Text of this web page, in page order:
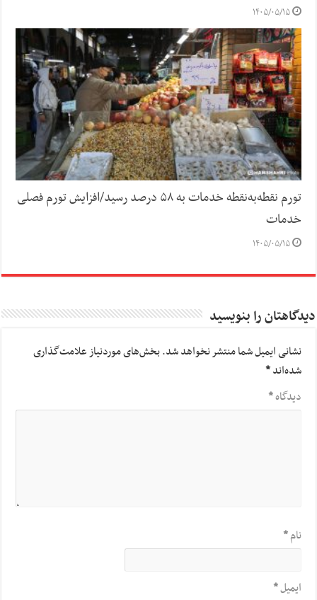
۱۴۰۵/۰۵/۱۵
تورم نقطه‌به‌نقطه خدمات به ۵۸ درصد رسید/افزایش تورم فصلی
خدمات
۱۴۰۵/۰۵/۱۵
دیدگاهتان را بنویسید
نشانی ایمیل شما منتشر نخواهد شد.بخش‌های موردنیاز علامت‌گذاری
شده‌اند*
دیدگاه*
نام*
ایمیل*